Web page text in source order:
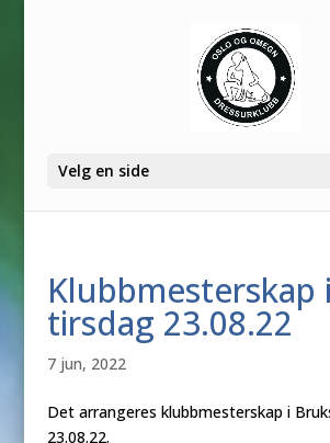
Velg en side
Klubbmesterskap
tirsdag 23.08.22
7 jun, 2022
Det arrangeres klubbmesterskap i
23.08.22.